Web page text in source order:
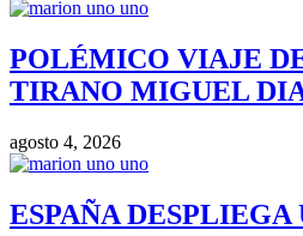
POLÉMICO VIAJE
TIRANO MIGUEL
agosto 4, 2026
ESPAÑA